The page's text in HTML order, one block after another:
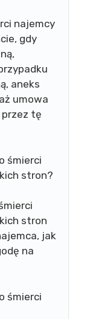
najemcy
gdy
aneks
umowa
tę
śmierci
stron?
stron
jak
na
śmierci